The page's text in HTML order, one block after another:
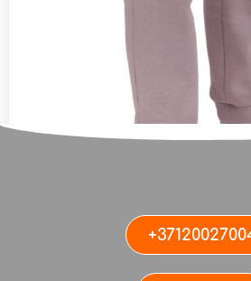
Женские джоггеры LIGHT